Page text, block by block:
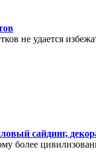
не удается
сайдинг,
более